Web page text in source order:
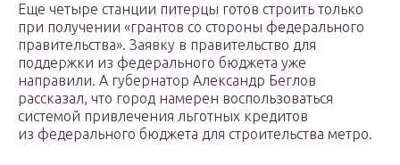
Еще четыре станции питерцы готов строить только
при получении «грантов со стороны федерального
правительства». Заявку в правительство для
поддержки из федерального бюджета уже
направили. А губернатор Александр Беглов
рассказал, что город намерен воспользоваться
системой привлечения льготных кредитов
из федерального бюджета для строительства метро.